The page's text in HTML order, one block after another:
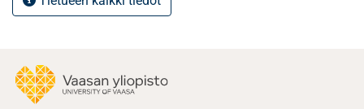
kannattavuuden väliseen suhteeseen. Käyttöpääoman
Tutkielman tavoitteena on tutkia, vaikuttavatko